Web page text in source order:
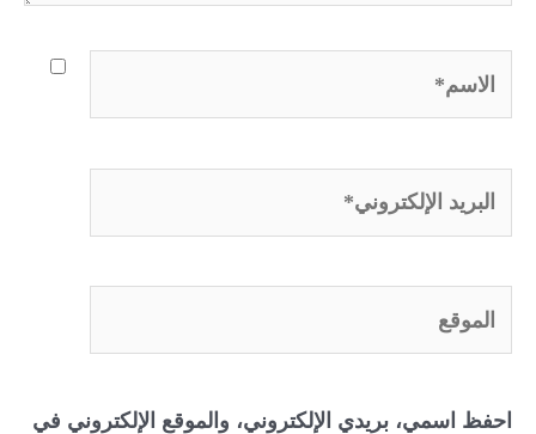
الإلكتروني*
احفظ اسمي، بريدي الإلكتروني، والموقع الإلكتروني في